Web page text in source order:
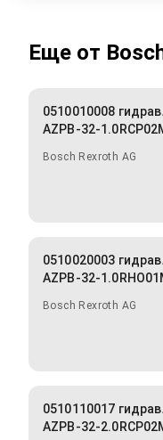
Еще от
0510010008
AZPB-32-
Bosch Rexroth AG
0510020003
AZPB-32-
Bosch Rexroth AG
0510110017
AZPB-32-